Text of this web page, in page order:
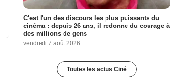
C'est l'un des discours les plus puissants du
cinéma : depuis 26 ans, il redonne du courage à
des millions de gens
vendredi 7 août 2026
Toutes les actus Ciné